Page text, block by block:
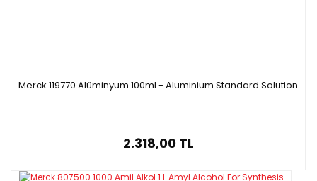
Merck 119770 Alüminyum 100ml - Aluminium Standard Solution
2.318,00 TL